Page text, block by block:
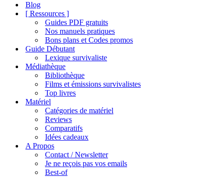
navigation
Blog
[ Ressources ]
Guides PDF gratuits
Nos manuels pratiques
Bons plans et Codes promos
Guide Débutant
Lexique survivaliste
Médiathèque
Bibliothèque
Films et émissions survivalistes
Top livres
Matériel
Catégories de matériel
Reviews
Comparatifs
Idées cadeaux
A Propos
Contact / Newsletter
Je ne reçois pas vos emails
Best-of